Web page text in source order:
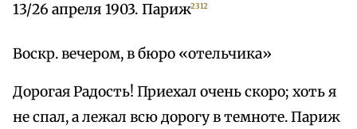
13/26 апреля 1903. Париж2312
Воскр. вечером, в бюро «отельчика»
Дорогая Радость! Приехал очень скоро; хоть я
не спал, а лежал всю дорогу в темноте. Париж